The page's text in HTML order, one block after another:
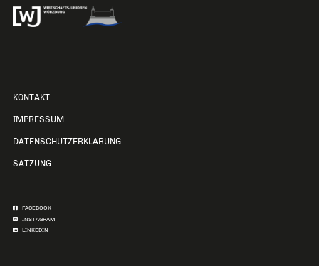
KONTAKT
IMPRESSUM
DATENSCHUTZERKLÄRUNG
SATZUNG
FACEBOOK
INSTAGRAM
LINKEDIN